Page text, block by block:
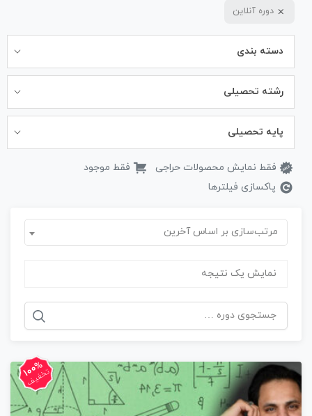
دوره آنلاین
دسته بندی
رشته تحصیلی
پایه تحصیلی
فقط نمایش محصولات حراجی
فقط موجود
پاکسازی فیلترها
مرتب‌سازی بر اساس آخرین
نمایش یک نتیجه
جستجو
برای:
100%
تخفیف